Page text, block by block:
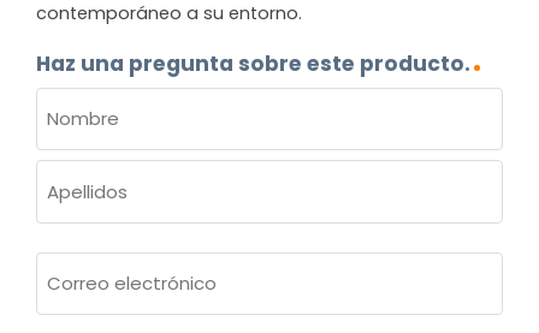
contemporáneo a su entorno.
Haz una pregunta sobre este producto.
(OBLIGATORIO)
Nombre
electrónico